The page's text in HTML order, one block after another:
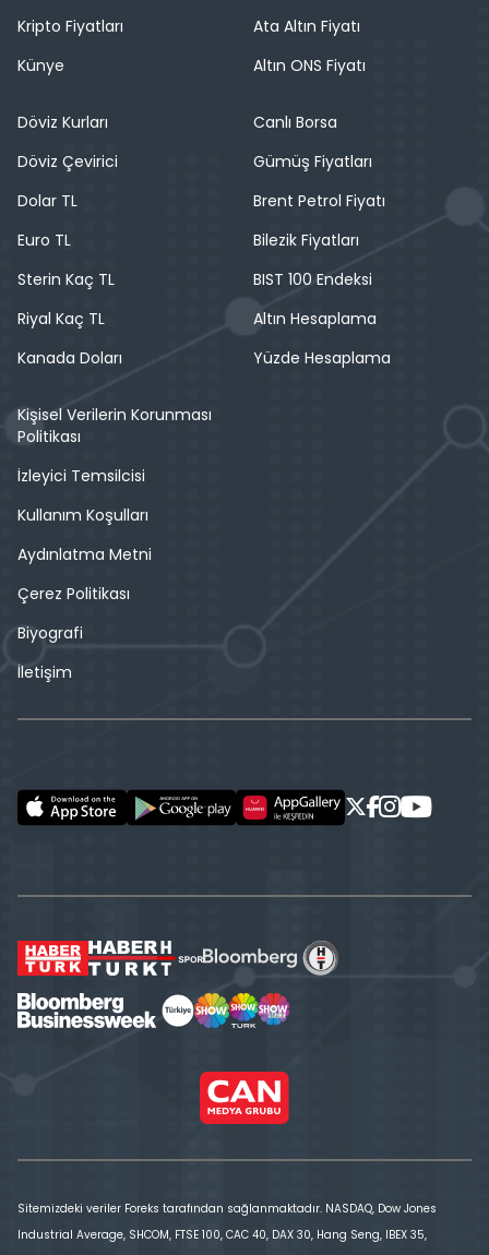
Kripto Fiyatları
Künye
Ata Altın Fiyatı
Altın ONS Fiyatı
Döviz Kurları
Döviz Çevirici
Dolar TL
Euro TL
Sterin Kaç TL
Riyal Kaç TL
Kanada Doları
Canlı Borsa
Gümüş Fiyatları
Brent Petrol Fiyatı
Bilezik Fiyatları
BIST 100 Endeksi
Altın Hesaplama
Yüzde Hesaplama
Kişisel Verilerin Korunması
Politikası
İzleyici Temsilcisi
Kullanım Koşulları
Aydınlatma Metni
Çerez Politikası
Biyografi
İletişim
Sitemizdeki veriler Foreks tarafından sağlanmaktadır. NASDAQ, Dow Jones
Industrial Average, SHCOM, FTSE 100, CAC 40, DAX 30, Hang Seng, IBEX 35,